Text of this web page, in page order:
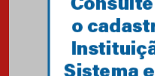
Como o
Brasília
estudantes
mesmo do